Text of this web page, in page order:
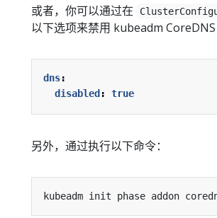
或者，你可以通过在
以下选项来禁用 kubeadm CoreDNS
dns:
disabled : true
另外，通过执行以下命令：
kubeadm init phase addon